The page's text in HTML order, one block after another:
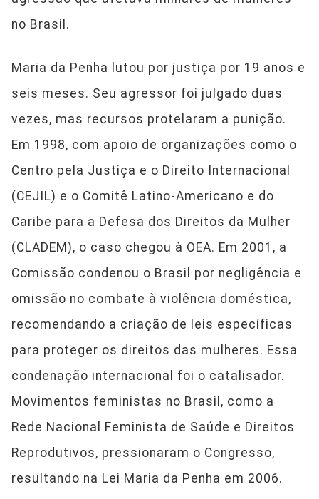
no Brasil.
Maria da Penha lutou por justiça por 19 anos e
seis meses. Seu agressor foi julgado duas
vezes, mas recursos protelaram a punição.
Em 1998, com apoio de organizações como o
Centro pela Justiça e o Direito Internacional
(CEJIL) e o Comitê Latino-Americano e do
Caribe para a Defesa dos Direitos da Mulher
(CLADEM), o caso chegou à OEA. Em 2001, a
Comissão condenou o Brasil por negligência e
omissão no combate à violência doméstica,
recomendando a criação de leis específicas
para proteger os direitos das mulheres. Essa
condenação internacional foi o catalisador.
Movimentos feministas no Brasil, como a
Rede Nacional Feminista de Saúde e Direitos
Reprodutivos, pressionaram o Congresso,
resultando na Lei Maria da Penha em 2006.